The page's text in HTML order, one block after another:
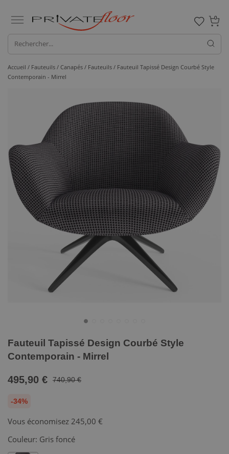
0
Accueil / Fauteuils / Canapés / Fauteuils / Fauteuil Tapissé Design Courbé Style
Contemporain - Mirrel
Fauteuil Tapissé Design Courbé Style
Contemporain - Mirrel
495,90 € 740,90 €
-34%
Vous économisez 245,00 €
Couleur: Gris foncé